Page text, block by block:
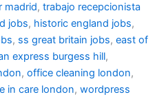
madrid, trabajo recepcionista
jobs, historic england jobs,
, ss great britain jobs, east of
express burgess hill,
, office cleaning london,
in care london, wordpress